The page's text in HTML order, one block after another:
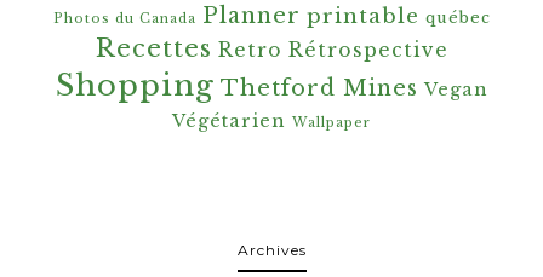
Photos du Canada Planner printable québec
Recettes Retro Rétrospective
Shopping Thetford Mines Vegan
Végétarien Wallpaper
ArchivesArchives